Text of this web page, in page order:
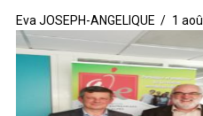
Eva JOSEPH-ANGELIQUE 1